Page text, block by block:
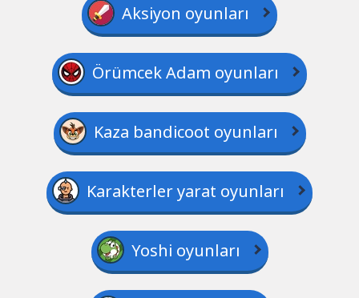
Aksiyon oyunları
Örümcek Adam oyunları
Kaza bandicoot oyunları
Karakterler yarat oyunları
Yoshi oyunları